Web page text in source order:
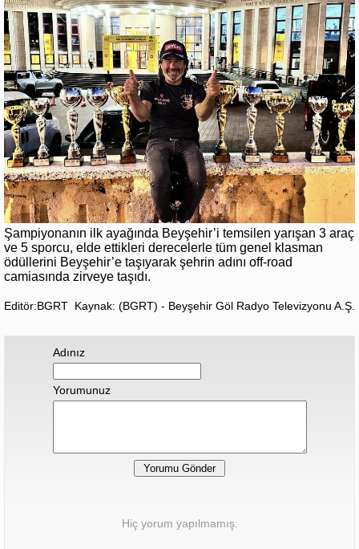
Şampiyonanın ilk ayağında Beyşehir’i temsilen yarışan 3 araç
ve 5 sporcu, elde ettikleri derecelerle tüm genel klasman
ödüllerini Beyşehir’e taşıyarak şehrin adını off-road
camiasında zirveye taşıdı.
Editör:BGRT Kaynak: (BGRT) - Beyşehir Göl Radyo Televizyonu A.Ş.
Adınız
Yorumunuz
Hiç yorum yapılmamış.